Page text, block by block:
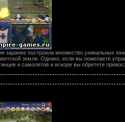
построила множество уникальных
земли. Однако, если вы пожелаете
и самолетов и вскоре вы обретете